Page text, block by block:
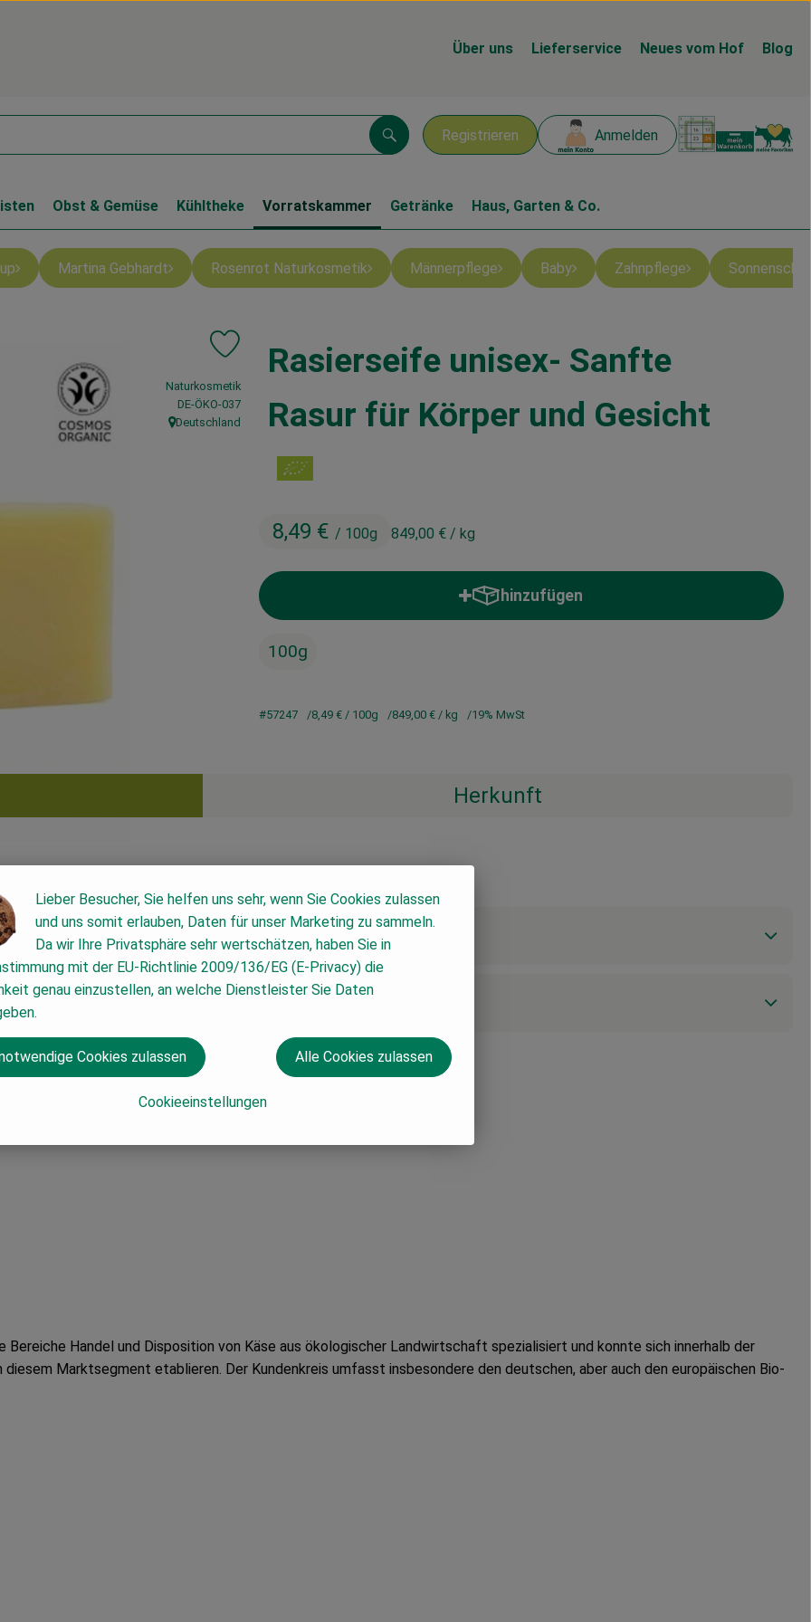
Über uns Lieferservice Neues vom Hof Blog
Registrieren Anmelden
Suchen
Obst & Gemüse Kühltheke Vorratskammer Getränke Haus, Garten & Co.
Martina Gebhardt Rosenrot Naturkosmetik Männerpflege Baby Zahnpflege
Rasierseife unisex- Sanfte
Rasur für Körper und Gesicht
8,49 € / 100g 849,00 € / kg
Produkt zu Favouriten hinzufügen
, Verband:
Naturkosmetik
, Kontrollstelle:
DE-ÖKO-037
, Herkunft:
Deutschland
hinzufügen
Produkt zum Warenkorb hinzufügen
100g
#57247 8,49 € / 100g 849,00 € / kg 19% MwSt
Herkunft
Handel und Disposition von Käse aus ökologischer Landwirtschaft spezialisiert und konnte sich innerhalb der
Marktsegment etablieren. Der Kundenkreis umfasst insbesondere den deutschen, aber auch den europäischen Bio-
Lieber Besucher, Sie helfen uns sehr, wenn Sie Cookies zulassen
und uns somit erlauben, Daten für unser Marketing zu sammeln.
Da wir Ihre Privatsphäre sehr wertschätzen, haben Sie in
mit der EU-Richtlinie 2009/136/EG (E-Privacy) die
genau einzustellen, an welche Dienstleister Sie Daten
Cookieeinstellungen
Cookies zulassen Alle Cookies zulassen